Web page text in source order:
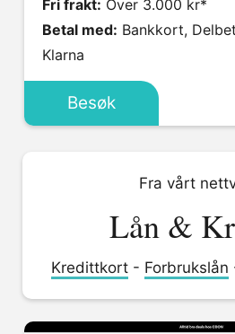
Fri frakt: Over 3.000 kr*
Betal med:
Klarna
Besøk
Fra vårt
Lån &
Kredittkort - Forbrukslån